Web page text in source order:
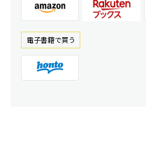
電⼦書籍で買う